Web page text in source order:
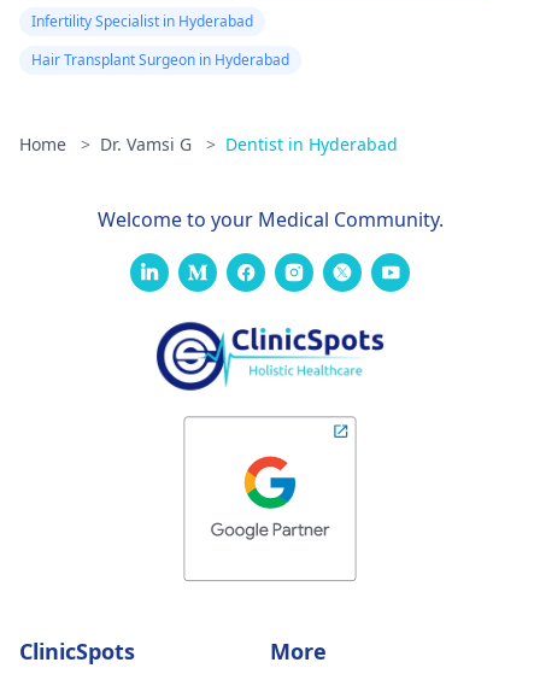
Infertility Specialist in Hyderabad
Hair Transplant Surgeon in Hyderabad
Home > Dr. Vamsi G > Dentist in Hyderabad
Welcome to your Medical Community.
ClinicSpots More